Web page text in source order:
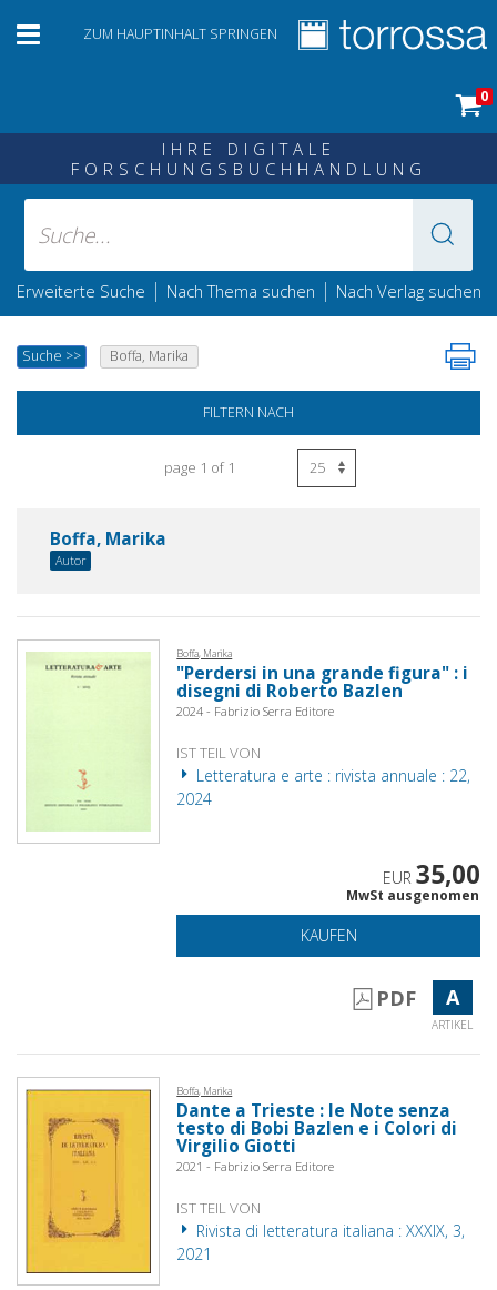
ZUM HAUPTINHALT SPRINGEN
0
IHRE DIGITALE
FORSCHUNGSBUCHHANDLUNG
Erweiterte Suche | Nach Thema suchen | Nach Verlag suchen
Suche >> Boffa, Marika
FILTERN NACH
page 1 of 1
Boffa, Marika
Autor
Boffa, Marika
"Perdersi in una grande figura" : i
disegni di Roberto Bazlen
2024 - Fabrizio Serra Editore
IST TEIL VON
Letteratura e arte : rivista annuale : 22,
2024
EUR 35,00
MwSt ausgenomen
KAUFEN
PDF A
ARTIKEL
Boffa, Marika
Dante a Trieste : le Note senza
testo di Bobi Bazlen e i Colori di
Virgilio Giotti
2021 - Fabrizio Serra Editore
IST TEIL VON
Rivista di letteratura italiana : XXXIX, 3,
2021